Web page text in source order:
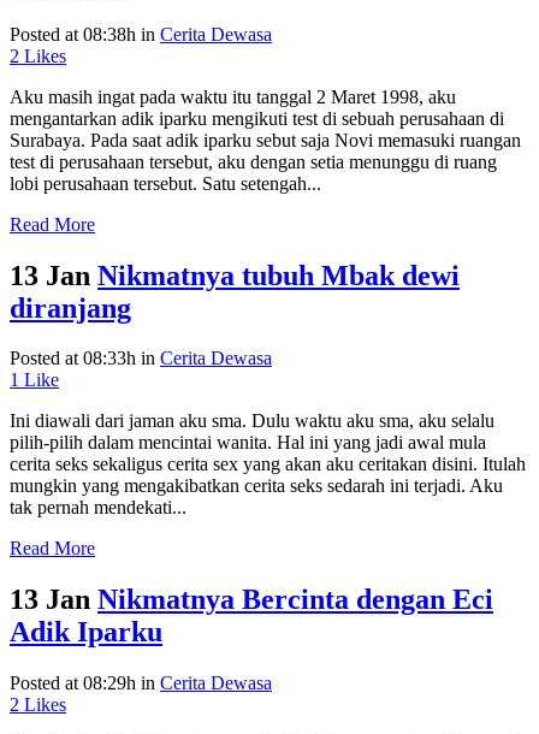
Posted at 08:38h in Cerita Dewasa
2 Likes
Aku masih ingat pada waktu itu tanggal 2 Maret 1998, aku
mengantarkan adik iparku mengikuti test di sebuah perusahaan di
Surabaya. Pada saat adik iparku sebut saja Novi memasuki ruangan
test di perusahaan tersebut, aku dengan setia menunggu di ruang
lobi perusahaan tersebut. Satu setengah...
Read More
13 Jan Nikmatnya tubuh Mbak dewi
diranjang
Posted at 08:33h in Cerita Dewasa
1 Like
Ini diawali dari jaman aku sma. Dulu waktu aku sma, aku selalu
pilih-pilih dalam mencintai wanita. Hal ini yang jadi awal mula
cerita seks sekaligus cerita sex yang akan aku ceritakan disini. Itulah
mungkin yang mengakibatkan cerita seks sedarah ini terjadi. Aku
tak pernah mendekati...
Read More
13 Jan Nikmatnya Bercinta dengan Eci
Adik Iparku
Posted at 08:29h in Cerita Dewasa
2 Likes